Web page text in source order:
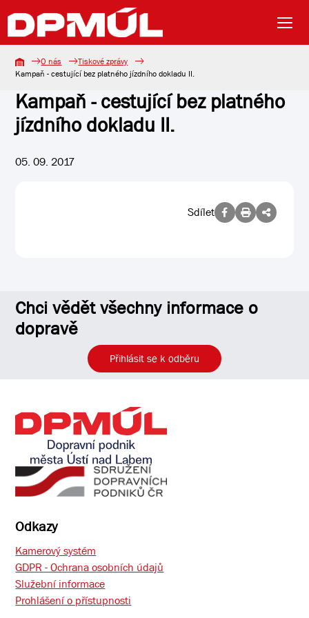
O nás
Tiskové zprávy
Kampaň - cestující bez platného jízdního dokladu II.
Kampaň - cestující bez platného
jízdního dokladu II.
05. 09. 2017
Sdílet
Chci vědět všechny informace o
dopravě
Přihlásit se k odběru
Odkazy
Kamerový systém
GDPR - Ochrana osobních údajů
Služební informace
Prohlášení o přístupnosti